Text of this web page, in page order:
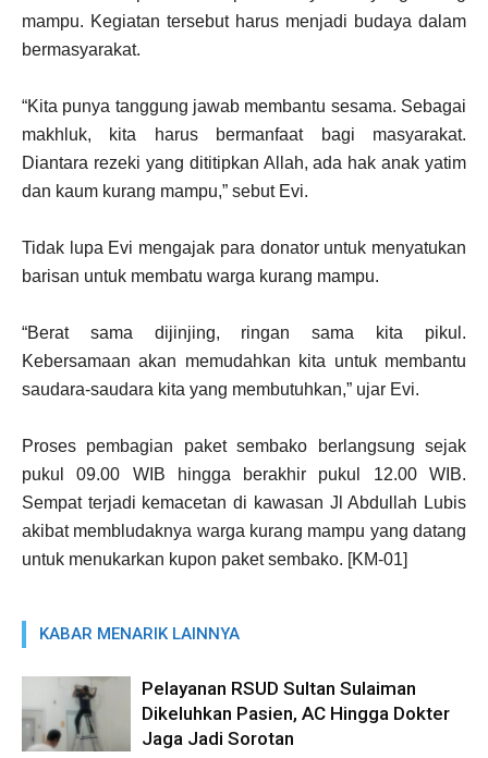
mampu. Kegiatan tersebut harus menjadi budaya dalam
bermasyarakat.
“Kita punya tanggung jawab membantu sesama. Sebagai
makhluk, kita harus bermanfaat bagi masyarakat.
Diantara rezeki yang dititipkan Allah, ada hak anak yatim
dan kaum kurang mampu,” sebut Evi.
Tidak lupa Evi mengajak para donator untuk menyatukan
barisan untuk membatu warga kurang mampu.
“Berat sama dijinjing, ringan sama kita pikul.
Kebersamaan akan memudahkan kita untuk membantu
saudara-saudara kita yang membutuhkan,” ujar Evi.
Proses pembagian paket sembako berlangsung sejak
pukul 09.00 WIB hingga berakhir pukul 12.00 WIB.
Sempat terjadi kemacetan di kawasan Jl Abdullah Lubis
akibat membludaknya warga kurang mampu yang datang
untuk menukarkan kupon paket sembako. [KM-01]
KABAR MENARIK LAINNYA
Pelayanan RSUD Sultan Sulaiman
Dikeluhkan Pasien, AC Hingga Dokter
Jaga Jadi Sorotan